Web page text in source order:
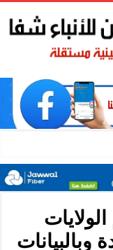
وبالبيانات